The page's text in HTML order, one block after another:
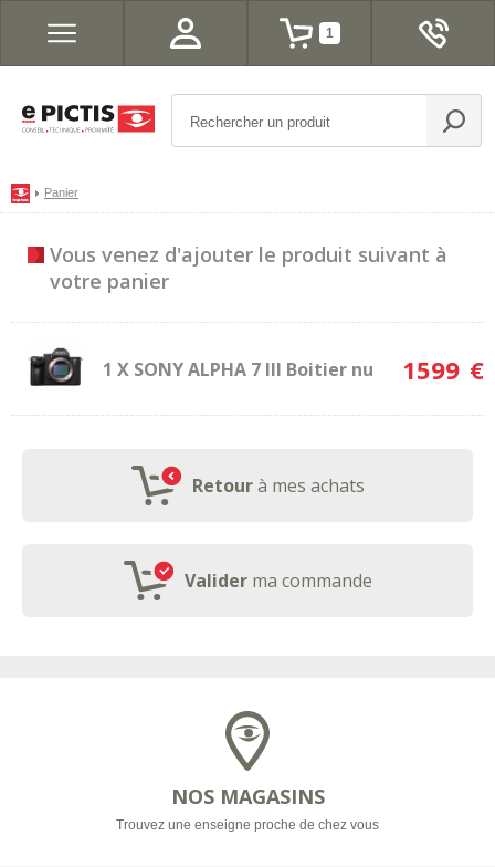
1
Panier
Vous venez d'ajouter le produit suivant à
votre panier
1 X SONY ALPHA 7 III Boitier nu 1599 €
Retourà mes achats
Validerma commande
NOS MAGASINS
Trouvez une enseigne proche de chez vous